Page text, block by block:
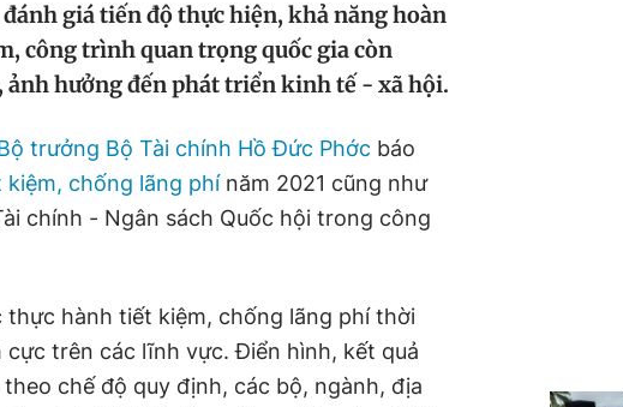
giá tiến độ thực hiện, khả năng hoàn
công trình quan trọng quốc gia còn
ảnh hưởng đến phát triển kinh tế - xã hội.
trưởng Bộ Tài chính Hồ Đức Phớc báo
chống lãng phí năm 2021 cũng như
chính - Ngân sách Quốc hội trong công
hành tiết kiệm, chống lãng phí thời
cực trên các lĩnh vực. Điển hình, kết quả
chế độ quy định, các bộ, ngành, địa